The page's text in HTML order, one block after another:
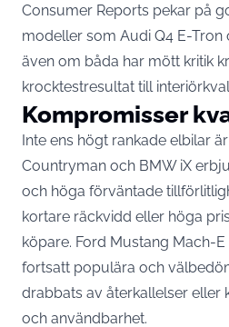
Consumer Reports pekar på
modeller som Audi Q4 E-Tron
även om båda har mött kritik
krocktestresultat till
Kompromisser
Inte ens högt rankade elbilar
Countryman och BMW iX
och höga förväntade
kortare räckvidd eller höga
köpare. Ford Mustang Mach-
fortsatt populära och
drabbats av återkallelser eller
och användbarhet.